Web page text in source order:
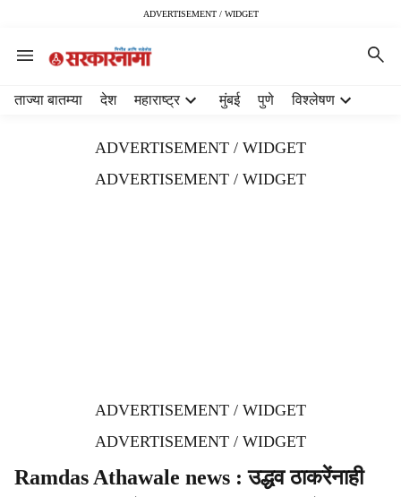
ADVERTISEMENT / WIDGET
ताज्या बातम्या देश महाराष्ट्र मुंबई पुणे विश्लेषण
ADVERTISEMENT / WIDGET
ADVERTISEMENT / WIDGET
ADVERTISEMENT / WIDGET
ADVERTISEMENT / WIDGET
Ramdas Athawale news : उद्धव ठाकरेंनाही